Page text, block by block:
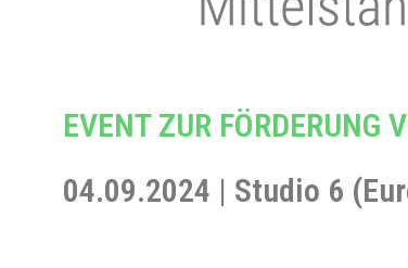
EVENT ZUR FÖRDERUNG
04.09.2024 | Studio 6